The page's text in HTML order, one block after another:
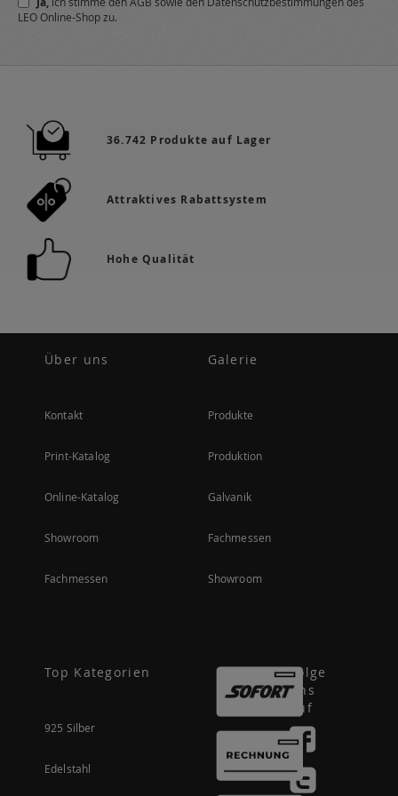
Newsletter
a:
LEO Online-Shop zu.
36.742 Produkte auf Lager
Attraktives Rabattsystem
Hohe Qualität
Über uns
Kontakt
Print-Katalog
Online-Katalog
Showroom
Fachmessen
Galerie
Produkte
Produktion
Galvanik
Fachmessen
Showroom
Top Kategorien
925 Silber
Edelstahl
Folge
uns
auf